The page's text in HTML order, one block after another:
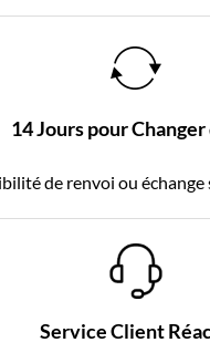
14 Jours pour
de renvoi ou échange
Service Client